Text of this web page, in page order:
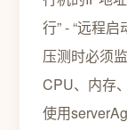
行” - “远程
压测时必须
CPU、内存
使用